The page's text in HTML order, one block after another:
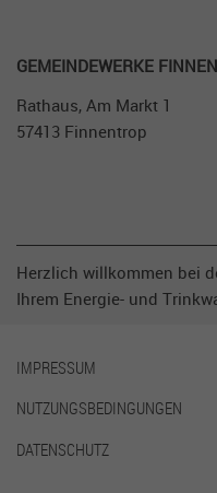
GE­MEIN­DEWERKE
Rathaus, Am Markt 1
57413 Finnentrop
Herzlich willkommen bei
Ihrem Energie- und
IMPRESSUM
NUTZUNGSBEDINGUNGEN
DATENSCHUTZ